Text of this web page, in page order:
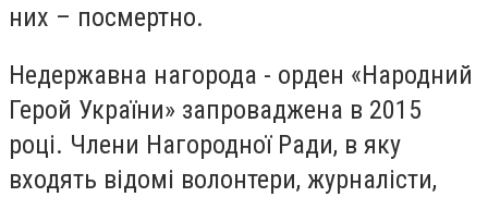
них – посмертно.
Недержавна нагорода - орден «Народний
Герой України» запроваджена в 2015
році. Члени Нагородної Ради, в яку
входять відомі волонтери, журналісти,